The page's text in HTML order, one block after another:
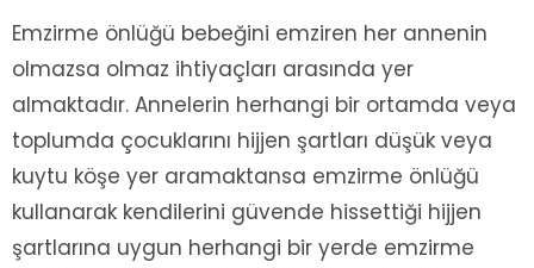
Emzirme önlüğü bebeğini emziren her annenin
olmazsa olmaz ihtiyaçları arasında yer
almaktadır. Annelerin herhangi bir ortamda veya
toplumda çocuklarını hijjen şartları düşük veya
kuytu köşe yer aramaktansa emzirme önlüğü
kullanarak kendilerini güvende hissettiği hijjen
şartlarına uygun herhangi bir yerde emzirme